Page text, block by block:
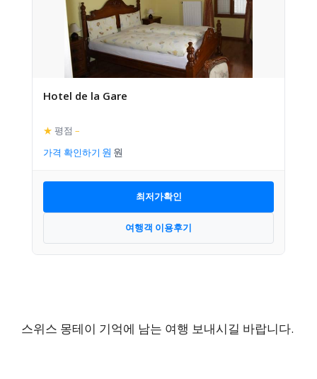
Hotel de la Gare
★ 평점 –
가격 확인하기
최저가확인
여행객 이용후기
스위스 몽테이 기억에 남는 여행 보내시길 바랍니다.